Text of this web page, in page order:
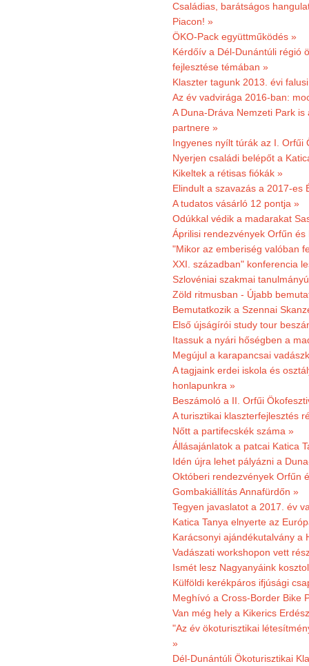
Családias, barátságos
Piacon! »
ÖKO-Pack együttműködés »
Kérdőív a Dél-Dunántúli régió
fejlesztése témában »
Klaszter tagunk 2013. évi
Az év vadvirága 2016-ban:
A Duna-Dráva Nemzeti Park
partnere »
Ingyenes nyílt túrák az I. Orfűi
Nyerjen családi belépőt a
Kikeltek a rétisas fiókák »
Elindult a szavazás a 2017-es
A tudatos vásárló 12 pontja »
Odúkkal védik a madarakat
Áprilisi rendezvények Orfűn és
"Mikor az emberiség valóban
XXI. században" konferencia
Szlovéniai szakmai
Zöld ritmusban - Újabb
Bemutatkozik a Szennai
Első újságírói study tour
Itassuk a nyári hőségben a
Megújul a karapancsai
A tagjaink erdei iskola és
honlapunkra »
Beszámoló a II. Orfűi
A turisztikai klaszterfejlesztés
Nőtt a partifecskék száma »
Állásajánlatok a patcai Katica
Idén újra lehet pályázni a
Októberi rendezvények Orfűn
Gombakiállítás Annafürdőn »
Tegyen javaslatot a 2017. év
Katica Tanya elnyerte az
Karácsonyi ajándékutalvány a
Vadászati workshopon vett
Ismét lesz Nagyanyáink
Külföldi kerékpáros ifjúsági
Meghívó a Cross-Border Bike
Van még hely a Kikerics
"Az év ökoturisztikai
»
Dél-Dunántúli Ökoturisztikai